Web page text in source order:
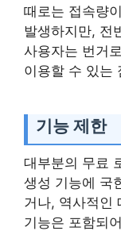
때로는 접속량
발생하지만, 전
사용자는 번거
이용할 수 있는
기능 제한
대부분의 무료
생성 기능에 국
거나, 역사적인
기능은 포함되